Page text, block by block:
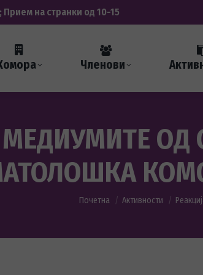
на странки од 10-15
Членови
ОД
You are here:
Почетна Активности